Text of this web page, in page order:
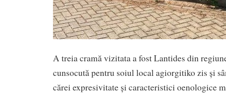
A treia cramă vizitata a fost Lantides din
cunsocută pentru soiul local agiorgitiko zis și
cărei expresivitate și caracteristici oenologice